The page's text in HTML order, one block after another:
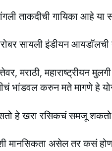
ताकदीची गायिका आहे या
सायली इंडीयन
मराठी, महाराष्ट्रीयन मुलगी
भांडवल करुन मते मागणे हे
हे खरा रसिकचं समजू
मानसिकता असेल तर कसं